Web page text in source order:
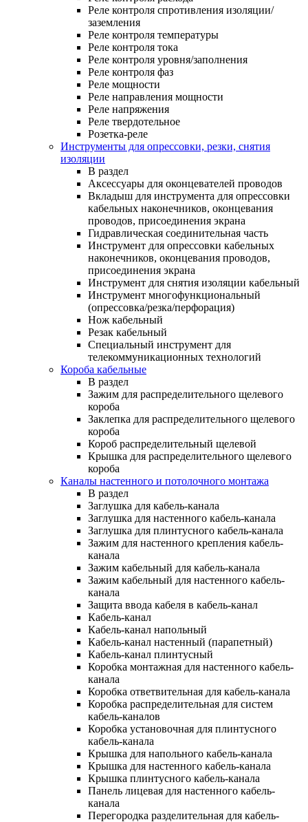
Реле контроля спротивления изоляции/
заземления
Реле контроля температуры
Реле контроля тока
Реле контроля уровня/заполнения
Реле контроля фаз
Реле мощности
Реле направления мощности
Реле напряжения
Реле твердотельное
Розетка-реле
Инструменты для опрессовки, резки, снятия
изоляции
В раздел
Аксессуары для оконцевателей проводов
Вкладыш для инструмента для опрессовки
кабельных наконечников, оконцевания
проводов, присоединения экрана
Гидравлическая соединительная часть
Инструмент для опрессовки кабельных
наконечников, оконцевания проводов,
присоединения экрана
Инструмент для снятия изоляции кабельный
Инструмент многофункциональный
(опрессовка/резка/перфорация)
Нож кабельный
Резак кабельный
Специальный инструмент для
телекоммуникационных технологий
Короба кабельные
В раздел
Зажим для распределительного щелевого
короба
Заклепка для распределительного щелевого
короба
Короб распределительный щелевой
Крышка для распределительного щелевого
короба
Каналы настенного и потолочного монтажа
В раздел
Заглушка для кабель-канала
Заглушка для настенного кабель-канала
Заглушка для плинтусного кабель-канала
Зажим для настенного крепления кабель-
канала
Зажим кабельный для кабель-канала
Зажим кабельный для настенного кабель-
канала
Защита ввода кабеля в кабель-канал
Кабель-канал
Кабель-канал напольный
Кабель-канал настенный (парапетный)
Кабель-канал плинтусный
Коробка монтажная для настенного кабель-
канала
Коробка ответвительная для кабель-канала
Коробка распределительная для систем
кабель-каналов
Коробка установочная для плинтусного
кабель-канала
Крышка для напольного кабель-канала
Крышка для настенного кабель-канала
Крышка плинтусного кабель-канала
Панель лицевая для настенного кабель-
канала
Перегородка разделительная для кабель-